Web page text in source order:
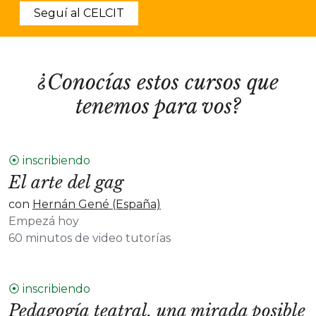
Seguí al CELCIT
¿Conocías estos cursos que
tenemos para vos?
⦿ inscribiendo
El arte del gag
con Hernán Gené (España)
Empezá hoy
60 minutos de video tutorías
⦿ inscribiendo
Pedagogía teatral, una mirada posible